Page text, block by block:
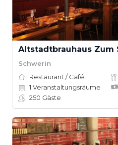
Altstadtbrauhaus Zum
Schwerin
Restaurant / Café
1 Veranstaltungsräume
250 Gäste